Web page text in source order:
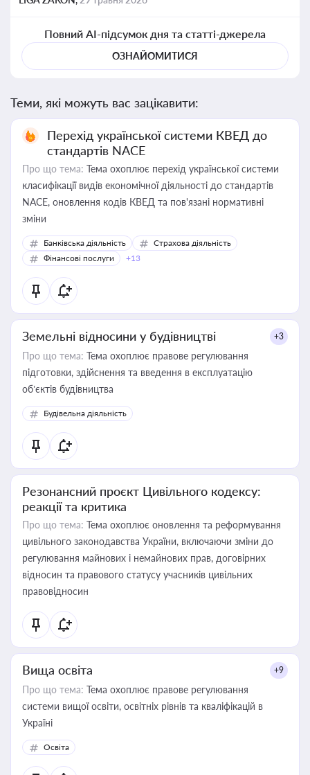
Повний AI-підсумок дня та статті-джерела
ОЗНАЙОМИТИСЯ
Теми, які можуть вас зацікавити:
Перехід української системи КВЕД до
стандартів NACE
Про що тема: Тема охоплює перехід української системи
класифікації видів економічної діяльності до стандартів
NACE, оновлення кодів КВЕД та пов'язані нормативні
зміни
Банківська діяльність
Страхова діяльність
Фінансові послуги
+13
Земельні відносини у будівництві +3
Про що тема: Тема охоплює правове регулювання
підготовки, здійснення та введення в експлуатацію
об’єктів будівництва
Будівельна діяльність
Резонансний проєкт Цивільного кодексу:
реакції та критика
Про що тема: Тема охоплює оновлення та реформування
цивільного законодавства України, включаючи зміни до
регулювання майнових і немайнових прав, договірних
відносин та правового статусу учасників цивільних
правовідносин
Вища освіта +9
Про що тема: Тема охоплює правове регулювання
системи вищої освіти, освітніх рівнів та кваліфікацій в
Україні
Освіта